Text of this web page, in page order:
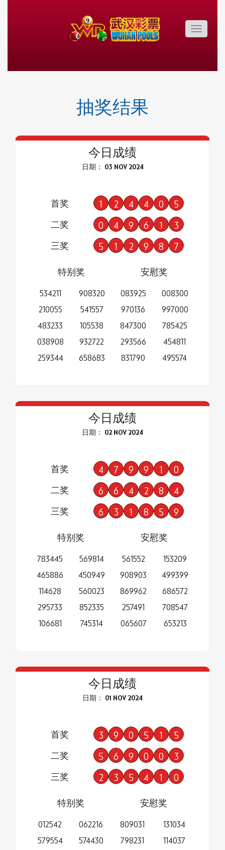
Toggle
抽奖结果
今日成绩
日期： 03 NOV 2024
首奖 1 2 4 4 0 5
二奖 0 4 9 6 1 3
三奖 5 1 2 9 8 7
特别奖
534211
210055
483233
038908
259344
908320
541557
105538
932722
658683
安慰奖
083925
970136
847300
293566
831790
008300
997000
785425
454811
495574
今日成绩
日期： 02 NOV 2024
首奖 4 7 9 9 1 0
二奖 6 6 4 2 8 4
三奖 6 3 1 8 5 9
特别奖
783445
465886
114628
295733
106681
569814
450949
560023
852335
745314
安慰奖
561552
908903
869962
257491
065607
153209
499399
686572
708547
653213
今日成绩
日期： 01 NOV 2024
首奖 3 9 0 5 1 5
二奖 5 6 9 0 0 3
三奖 2 3 5 4 1 0
特别奖
012542
579554
062216
574430
安慰奖
809031
798231
131034
114037